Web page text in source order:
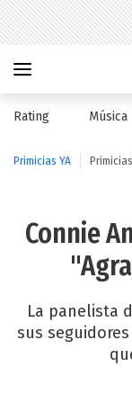
Rating Música
Primicias YA
Connie
La panelista
sus